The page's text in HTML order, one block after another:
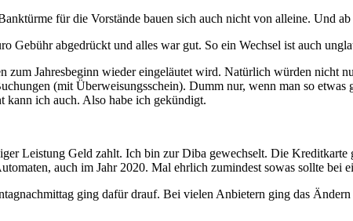
für die Vorstände bauen sich auch nicht von alleine. Und
Gebühr abgedrückt und alles war gut. So ein Wechsel ist auch
Jahresbeginn wieder eingeläutet wird. Natürlich würden nicht
(mit Überweisungsschein). Dumm nur, wenn man so
kann ich auch. Also habe ich gekündigt.
Leistung Geld zahlt. Ich bin zur Diba gewechselt. Die
auch im Jahr 2020. Mal ehrlich zumindest sowas sollte bei
ging dafür drauf. Bei vielen Anbietern ging das